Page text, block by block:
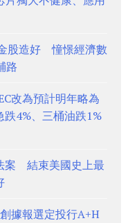
股造好 憧憬經濟數
路
改為預計明年略為
4%、三桶油跌1%
案 結束美國史上最
據報選定投行A+H